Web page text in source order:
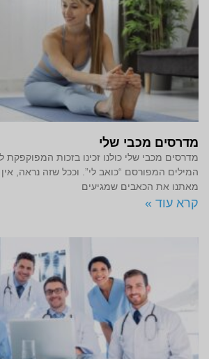
מדרסים מכבי שלי
מדרסים מכבי שלי כולנו זכינו בזכות
המילים המפורסם “כואב לי”. וככל שזה נראה,
מאתנו את הכאבים שמגיעים
קרא עוד »